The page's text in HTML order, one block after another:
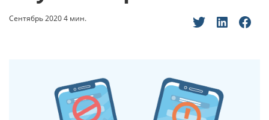
Сентябрь 2020 4 мин.